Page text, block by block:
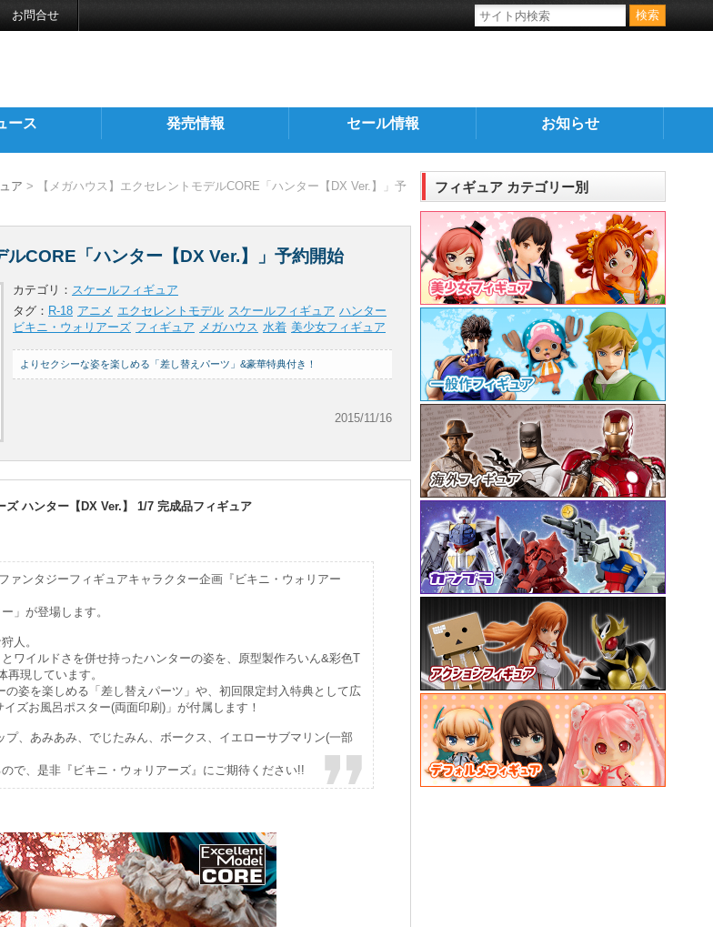
お問合せ
ース 発売情報 セール情報 お知らせ
ア > 【メガハウス】エクセレントモデルCORE「ハンター【DX Ver.】」予
ルCORE「ハンター【DX Ver.】」予約開始
カテゴリ： スケールフィギュア
タグ： R-18 アニメ エクセレントモデル スケールフィギュア ハンター
ビキニ・ウォリアーズ フィギュア メガハウス 水着 美少女フィギュア
2015/11/16
よりセクシーな姿を楽しめる「差し替えパーツ」&豪華特典付き！
ハンター【DX Ver.】 1/7 完成品フィギュア
ァンタジーフィギュアキャラクター企画『ビキニ・ウォリアー
」が登場します。
人。
ワイルドさを併せ持ったハンターの姿を、原型製作ろいん&彩色T
現しています。
の姿を楽しめる「差し替えパーツ」や、初回限定封入特典として広
ズお風呂ポスター(両面印刷)」が付属します！
プ、あみあみ、でじたみん、ボークス、イエローサブマリン(一部
で、是非『ビキニ・ウォリアーズ』にご期待ください!!
フィギュア カテゴリー別